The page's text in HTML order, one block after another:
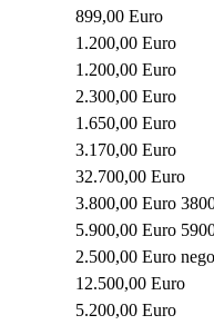
899,00 Euro
1.200,00 Euro
1.200,00 Euro
2.300,00 Euro
1.650,00 Euro
3.170,00 Euro
32.700,00 Euro
3.800,00 Euro
5.900,00 Euro
2.500,00 Euro
12.500,00 Euro
5.200,00 Euro